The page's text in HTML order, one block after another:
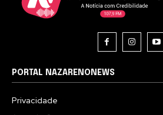
PORTAL NAZARENONEWS
Privacidade